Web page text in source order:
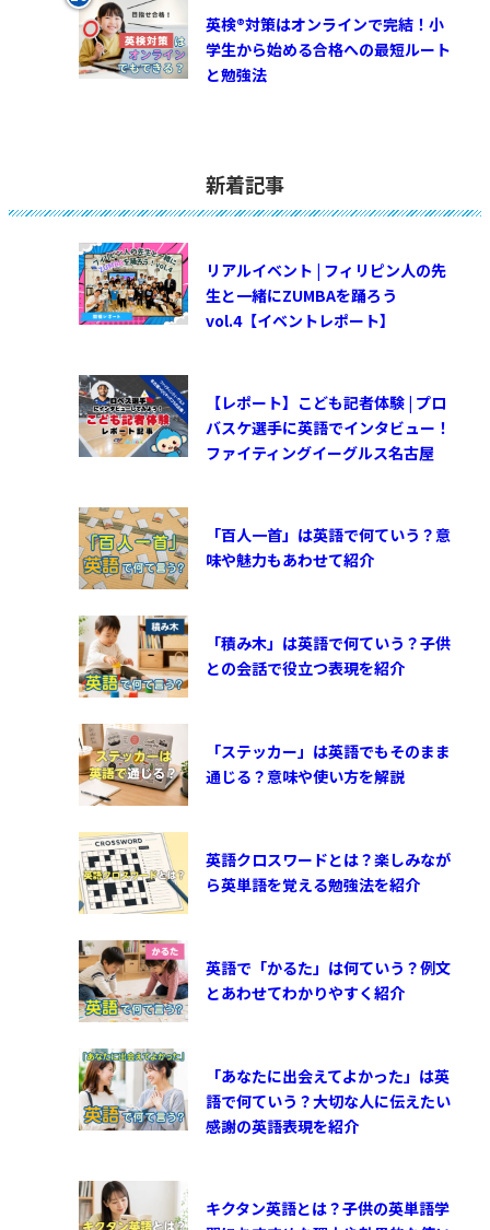
英検®対策はオンラインで完結！小
学生から始める合格への最短ルート
と勉強法
新着記事
リアルイベント | フィリピン人の先
生と一緒にZUMBAを踊ろう
vol.4【イベントレポート】
【レポート】こども記者体験 | プロ
バスケ選手に英語でインタビュー！
ファイティングイーグルス名古屋
「百人一首」は英語で何ていう？意
味や魅力もあわせて紹介
「積み木」は英語で何ていう？子供
との会話で役立つ表現を紹介
「ステッカー」は英語でもそのまま
通じる？意味や使い方を解説
英語クロスワードとは？楽しみなが
ら英単語を覚える勉強法を紹介
英語で「かるた」は何ていう？例文
とあわせてわかりやすく紹介
「あなたに出会えてよかった」は英
語で何ていう？大切な人に伝えたい
感謝の英語表現を紹介
キクタン英語とは？子供の英単語学